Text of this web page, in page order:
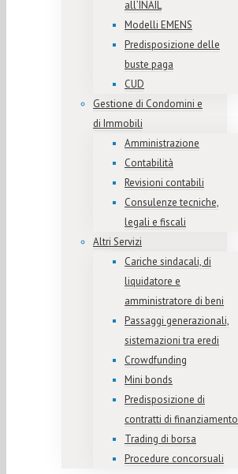
all’INAIL
Modelli EMENS
Predisposizione delle
buste paga
CUD
Gestione di Condomini e
di Immobili
Amministrazione
Contabilità
Revisioni contabili
Consulenze tecniche,
legali e fiscali
Altri Servizi
Cariche sindacali, di
liquidatore e
amministratore di beni
Passaggi generazionali,
sistemazioni tra eredi
Crowdfunding
Mini bonds
Predisposizione di
contratti di finanziamento
Trading di borsa
Procedure concorsuali